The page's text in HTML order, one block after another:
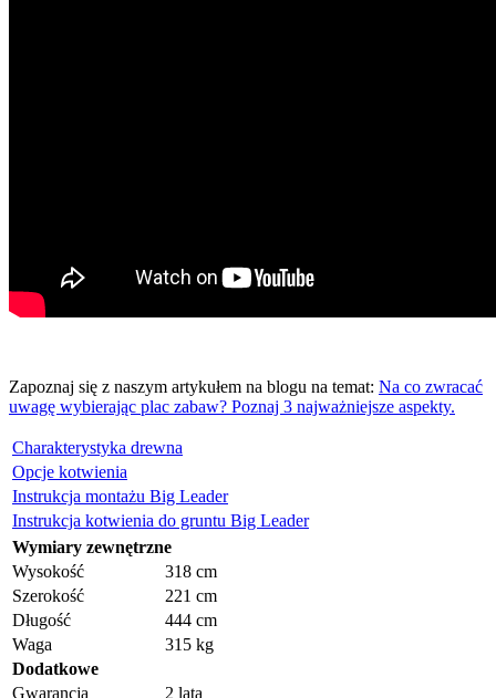
Zapoznaj się z naszym artykułem na blogu na temat: Na co zwracać
uwagę wybierając plac zabaw? Poznaj 3 najważniejsze aspekty.
Charakterystyka drewna
Opcje kotwienia
Instrukcja montażu Big Leader
Instrukcja kotwienia do gruntu Big Leader
Wymiary zewnętrzne
Wysokość
318 cm
Szerokość
221 cm
Długość
444 cm
Waga
315 kg
Dodatkowe
Gwarancja
2 lata